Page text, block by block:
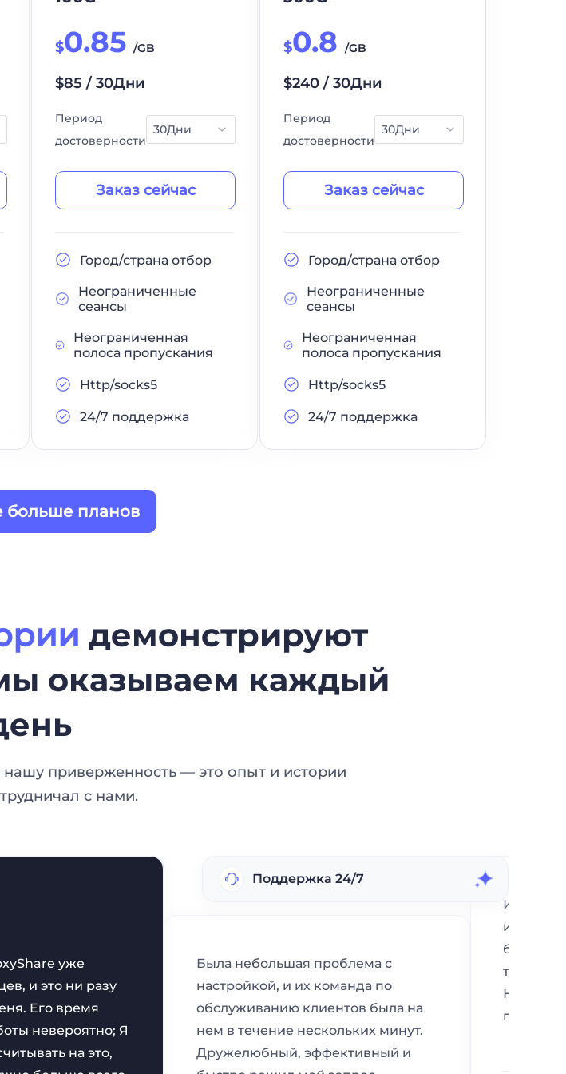
$0.85 /GB
$85 / 30Дни
Период
достоверности
Заказ сейчас
Город/страна отбор
Неограниченные
сеансы
Неограниченная
полоса пропускания
Http/socks5
24/7 поддержка
$0.8 /GB
$240 / 30Дни
Период
достоверности
Заказ сейчас
Город/страна отбор
Неограниченные
сеансы
Неограниченная
полоса пропускания
Http/socks5
24/7 поддержка
больше планов
демонстрируют
оказываем каждый
приверженность — это опыт и истории
с нами.
уже
и это ни разу
Его время
невероятно; Я
на это,
Была небольшая проблема с
настройкой, и их команда по
обслуживанию клиентов была на
нем в течение нескольких минут.
Дружелюбный, эффективный и
была
Поддержка 24/7